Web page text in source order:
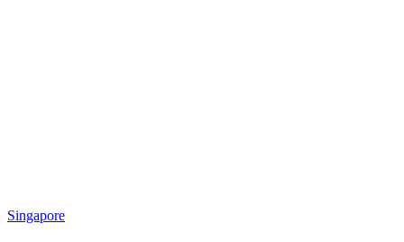
Singapore